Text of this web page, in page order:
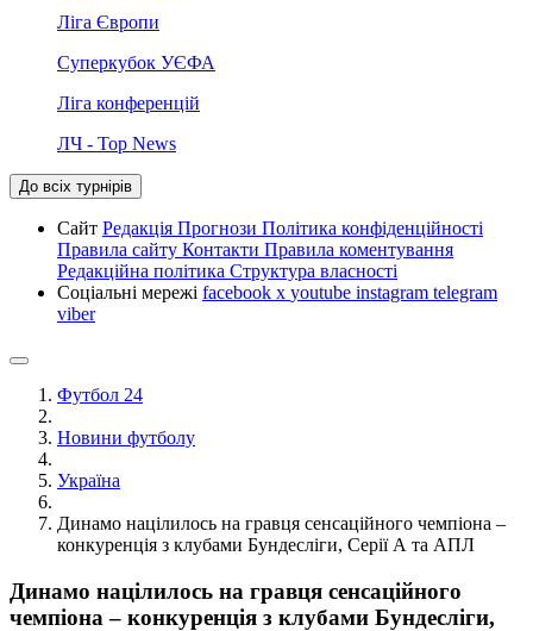
Ліга Європи
Суперкубок УЄФА
Ліга конференцій
ЛЧ - Top News
До всіх турнірів
Сайт Редакція Прогнози Політика конфіденційності
Правила сайту Контакти Правила коментування
Редакційна політика Структура власності
Соціальні мережі facebook x youtube instagram telegram
viber
Футбол 24
Новини футболу
Україна
Динамо націлилось на гравця сенсаційного чемпіона –
конкуренція з клубами Бундесліги, Серії А та АПЛ
Динамо націлилось на гравця сенсаційного
чемпіона – конкуренція з клубами Бундесліги,